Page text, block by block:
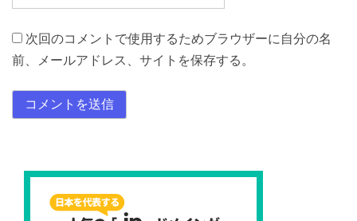
次回のコメントで使用するためブラウザーに自分の名
前、メールアドレス、サイトを保存する。